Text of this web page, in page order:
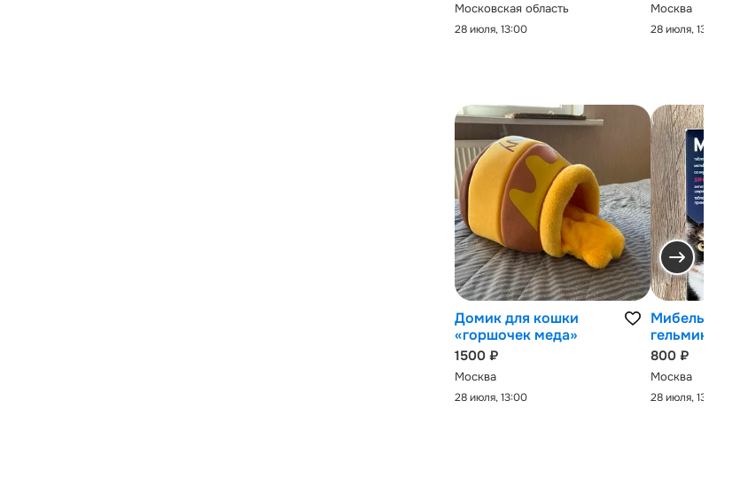
Московская область
28 июля, 13:00
Москва
28 июля, 13:00
Домик для кошки
«горшочек меда»
1500 ₽
Москва
28 июля, 13:00
Мибельмакс
гельминтов
800 ₽
Москва
28 июля, 13:00